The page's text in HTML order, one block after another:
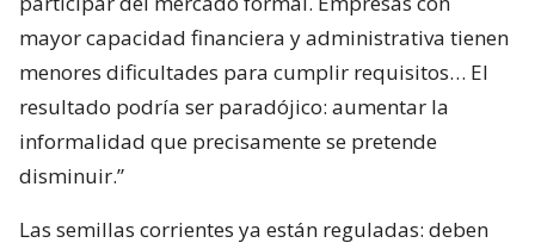
mayor capacidad financiera y administrativa tienen
menores dificultades para cumplir requisitos… El
resultado podría ser paradójico: aumentar la
informalidad que precisamente se pretende
disminuir.”
Las semillas corrientes ya están reguladas: deben